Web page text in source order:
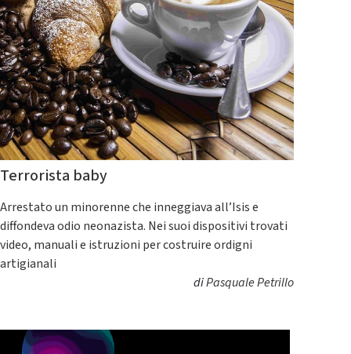
Terrorista baby
Arrestato un minorenne che inneggiava all’Isis e
diffondeva odio neonazista. Nei suoi dispositivi trovati
video, manuali e istruzioni per costruire ordigni
artigianali
diPasquale Petrillo